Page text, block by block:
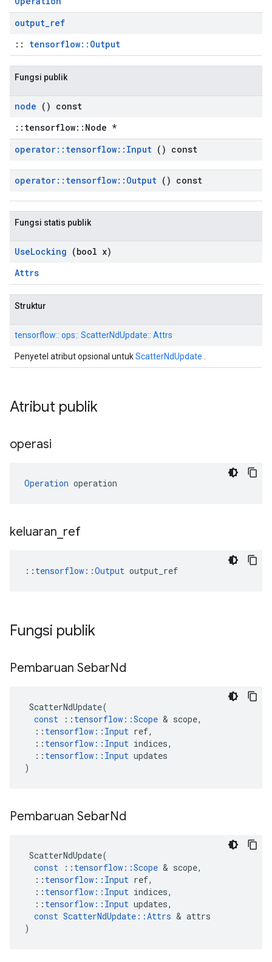
output_ref
:: tensorflow::Output
Fungsi publik
node () const
::tensorflow::Node *
operator:: tensorflow:: Input () const
operator:: tensorflow:: Output () const
Fungsi statis publik
UseLocking (bool x)
Attrs
Struktur
tensorflow:: ops:: ScatterNdUpdate:: Attrs
Penyetel atribut opsional untukScatterNdUpdate
Atribut publik
operasi
Operation operation
keluaran ref
:: tensorflow::Output output_ref
Fungsi publik
Pembaruan SebarNd
ScatterNdUpdate(
const
:: tensorflow ::Scope & scope,
:: tensorflow :: Input ref,
:: tensorflow :: Input indices,
:: tensorflow :: Input updates
)
Pembaruan SebarNd
ScatterNdUpdate(
const
:: tensorflow ::Scope & scope,
:: tensorflow :: Input ref,
:: tensorflow :: Input indices,
:: tensorflow :: Input updates,
const ScatterNdUpdate ::Attrs & attrs
)